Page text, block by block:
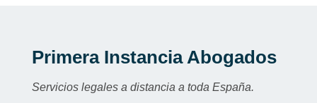
Primera Instancia Abogados
Servicios legales a distancia a toda España.